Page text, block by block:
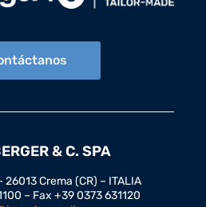
& C. SPA
26013 Crema (CR) – ITALIA
– Fax +39 0373 631120